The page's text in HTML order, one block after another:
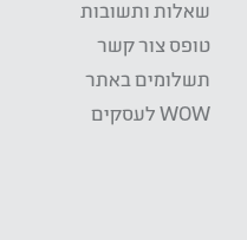
שאלות ותשובות
טופס צור קשר
תשלומים באתר
WOW לעסקים